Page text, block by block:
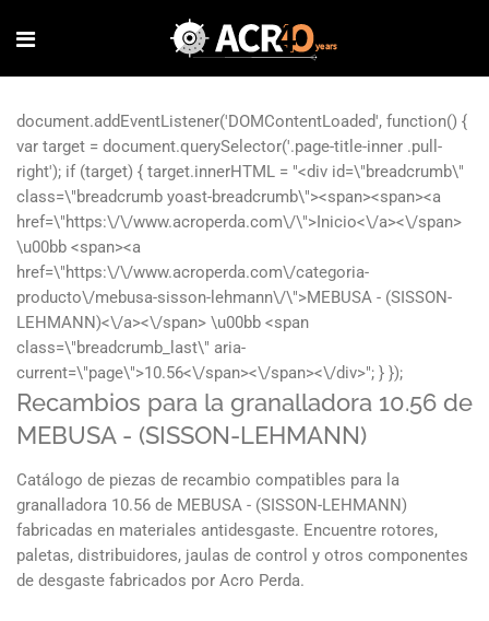
Recambios para la granalladora 10.56 de
MEBUSA - (SISSON-LEHMANN)
Catálogo de piezas de recambio compatibles para la
granalladora 10.56 de MEBUSA - (SISSON-LEHMANN)
fabricadas en materiales antidesgaste. Encuentre rotores,
paletas, distribuidores, jaulas de control y otros componentes
de desgaste fabricados por Acro Perda.